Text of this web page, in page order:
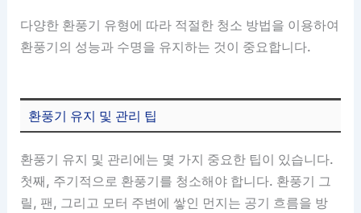
다양한 환풍기 유형에 따라 적절한 청소 방법을 이용하여
환풍기의 성능과 수명을 유지하는 것이 중요합니다.
환풍기 유지 및 관리 팁
환풍기 유지 및 관리에는 몇 가지 중요한 팁이 있습니다.
첫째, 주기적으로 환풍기를 청소해야 합니다. 환풍기 그
릴, 팬, 그리고 모터 주변에 쌓인 먼지는 공기 흐름을 방